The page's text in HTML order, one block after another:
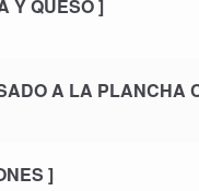
Y QUESO ]
A LA PLANCHA
]